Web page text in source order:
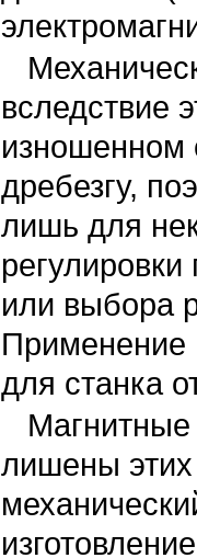
Механические контакты подвержены износу (и
вследствие
изношенном
дребезгу,
лишь для
или выбора
Применение
для станка
Магнитные и электромагнитные датчики
лишены этих